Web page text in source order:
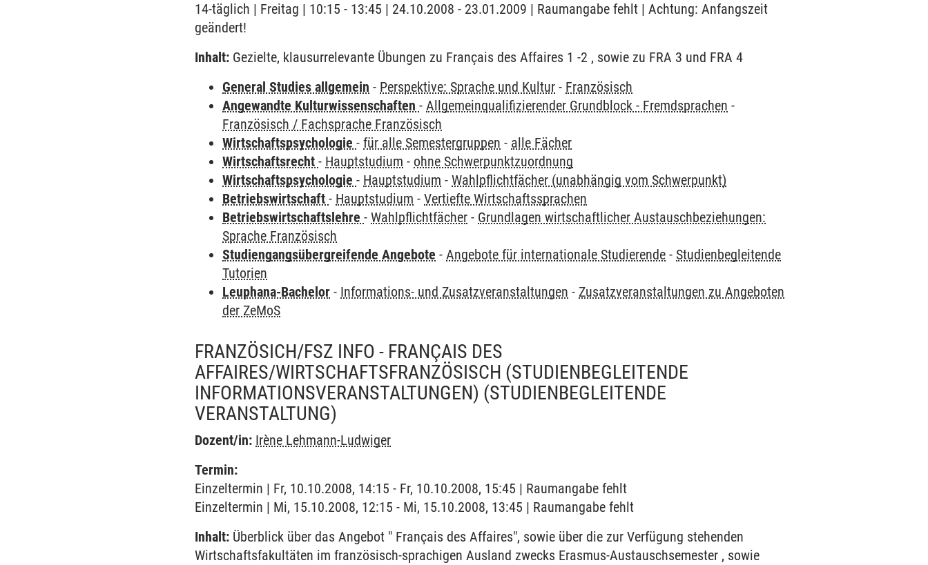
14-täglich | Freitag | 10:15 - 13:45 | 24.10.2008 - 23.01.2009 | Raumangabe fehlt | Achtung: Anfangszeit
geändert!
Inhalt: Gezielte, klausurrelevante Übungen zu Français des Affaires 1 -2 , sowie zu FRA 3 und FRA 4
General Studies allgemein - Perspektive: Sprache und Kultur - Französisch
Angewandte Kulturwissenschaften-Allgemeinqualifizierender Grundblock - Fremdsprachen -
Französisch / Fachsprache Französisch
Wirtschaftspsychologie-für alle Semestergruppen - alle Fächer
Wirtschaftsrecht- Hauptstudium - ohne Schwerpunktzuordnung
Wirtschaftspsychologie- Hauptstudium -Wahlpflichtfächer (unabhängig vom Schwerpunkt)
Betriebswirtschaft- Hauptstudium -Vertiefte Wirtschaftssprachen
Betriebswirtschaftslehre-Wahlpflichtfächer - Grundlagen wirtschaftlicher Austauschbeziehungen:
Sprache Französisch
Studiengangsübergreifende Angebote -Angebote für internationale Studierende - Studienbegleitende
Tutorien
Leuphana-Bachelor - Informations- und Zusatzveranstaltungen - Zusatzveranstaltungen zu Angeboten
der ZeMoS
FRANZÖSICH/FSZ INFO - FRANÇAIS DES
AFFAIRES/WIRTSCHAFTSFRANZÖSISCH (STUDIENBEGLEITENDE
INFORMATIONSVERANSTALTUNGEN) (STUDIENBEGLEITENDE
VERANSTALTUNG)
Dozent/in: Irène Lehmann-Ludwiger
Termin:
Einzeltermin | Fr, 10.10.2008, 14:15 - Fr, 10.10.2008, 15:45 | Raumangabe fehlt
Einzeltermin | Mi, 15.10.2008, 12:15 - Mi, 15.10.2008, 13:45 | Raumangabe fehlt
Inhalt: Überblick über das Angebot " Français des Affaires", sowie über die zur Verfügung stehenden
Wirtschaftsfakultäten im französisch-sprachigen Ausland zwecks Erasmus-Austauschsemester , sowie